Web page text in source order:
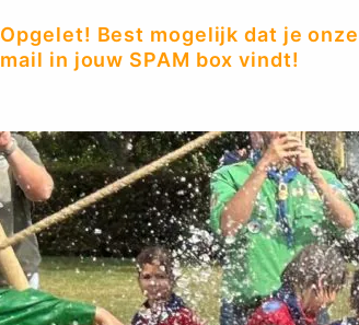
Opgelet! Best mogelijk dat je onze
mail in jouw SPAM box vindt!